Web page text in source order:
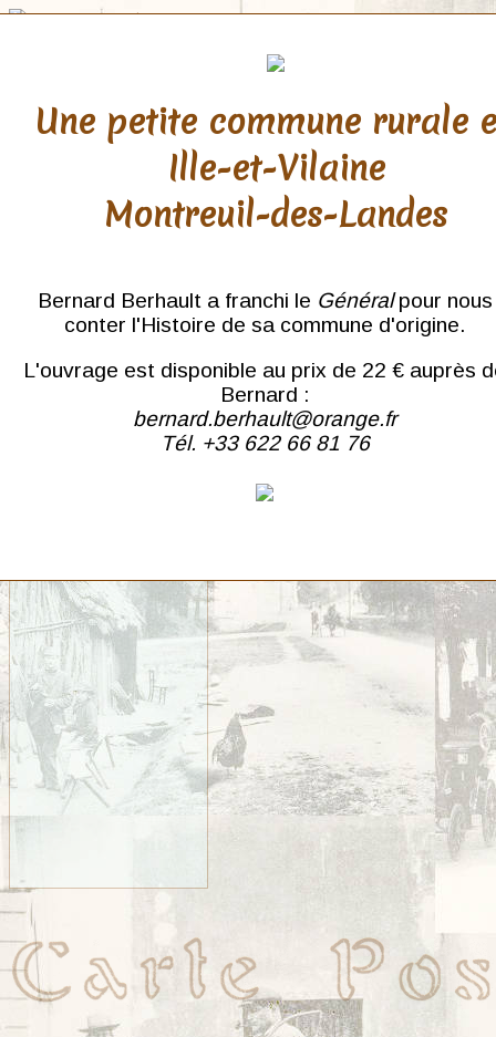
Une petite commune rurale
Ille-et-Vilaine
Montreuil-des-Landes
Bernard Berhault a franchi le Généralpour nous
conter l'Histoire de sa commune d'origine.
L'ouvrage est disponible au prix de 22 € auprès
Bernard :
bernard.berhault@orange.fr
Tél. +33 622 66 81 76